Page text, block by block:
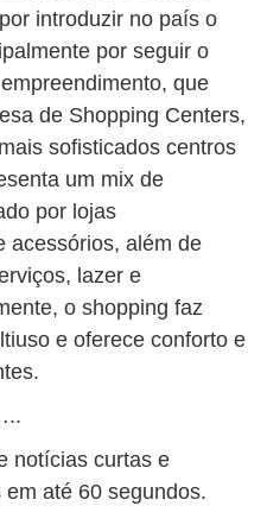
introduzir no país o
por seguir o
que
de Shopping Centers,
sofisticados centros
um mix de
por lojas
acessórios, além de
lazer e
o shopping faz
e oferece conforto e
notícias curtas e
até 60 segundos.